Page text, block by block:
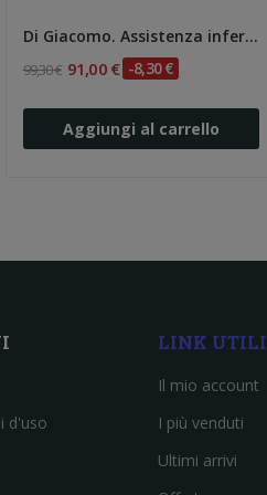
Di Giacomo. Assistenza infermieristica e...
99,30 € 91,00 € -8,30 €
Aggiungi al carrello
d'uso
LINK UTILI
Il mio account
I più venduti
Ultimi arrivi